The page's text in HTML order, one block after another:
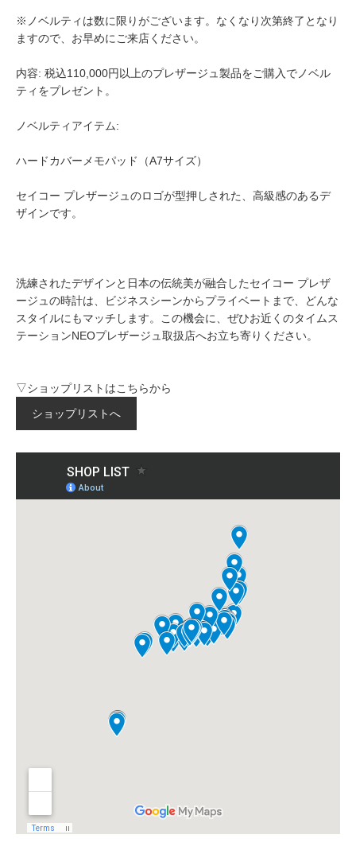
※ノベルティは数に限りがございます。なくなり次第終了となり
ますので、お早めにご来店ください。
内容: 税込110,000円以上のプレザージュ製品をご購入でノベル
ティをプレゼント。
ノベルティアイテム:
ハードカバーメモパッド（A7サイズ）
セイコー プレザージュのロゴが型押しされた、高級感のあるデ
ザインです。
洗練されたデザインと日本の伝統美が融合したセイコー プレザ
ージュの時計は、ビジネスシーンからプライベートまで、どんな
スタイルにもマッチします。この機会に、ぜひお近くのタイムス
テーションNEOプレザージュ取扱店へお立ち寄りください。
▽ショップリストはこちらから
ショップリストへ